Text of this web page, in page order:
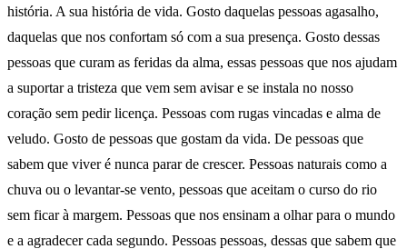
história. A sua história de vida. Gosto daquelas pessoas agasalho,
daquelas que nos confortam só com a sua presença. Gosto dessas
pessoas que curam as feridas da alma, essas pessoas que nos ajudam
a suportar a tristeza que vem sem avisar e se instala no nosso
coração sem pedir licença. Pessoas com rugas vincadas e alma de
veludo. Gosto de pessoas que gostam da vida. De pessoas que
sabem que viver é nunca parar de crescer. Pessoas naturais como a
chuva ou o levantar-se vento, pessoas que aceitam o curso do rio
sem ficar à margem. Pessoas que nos ensinam a olhar para o mundo
e a agradecer cada segundo. Pessoas pessoas, dessas que sabem que